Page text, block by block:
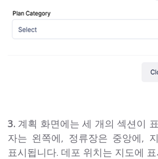
3. 계획 화면에는 세 개의 섹션이
자는 왼쪽에, 정류장은 중앙에,
표시됩니다. 데포 위치는 지도에